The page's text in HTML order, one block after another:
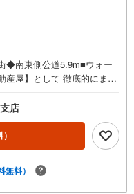
南東側公道5.9m■ウォー
産屋】として 徹底的にまで
産をご提案 ■住宅ローン
日随時開催中 ■ウォール
住替え等について 分かりや
希望者様に【無料プレゼン
店
無料）